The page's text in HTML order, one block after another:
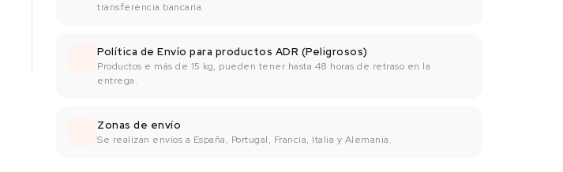
transferencia bancaría.
Política de Envío para productos ADR (Peligrosos)
Productos e más de 15 kg, pueden tener hasta 48 horas de retraso en la
entrega.
Zonas de envío
Se realizan envíos a España, Portugal, Francia, Italia y Alemania.